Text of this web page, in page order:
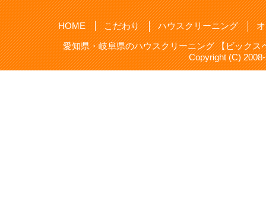
HOME こだわり ハウスクリーニング
愛知県・岐阜県のハウスクリーニング 【ビック
Copyright (C)